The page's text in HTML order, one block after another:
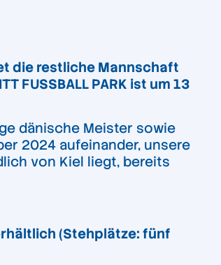
die restliche Mannschaft
FUSSBALL PARK ist um 13
dänische Meister sowie
2024 aufeinander, unsere
von Kiel liegt, bereits
(Stehplätze: fünf